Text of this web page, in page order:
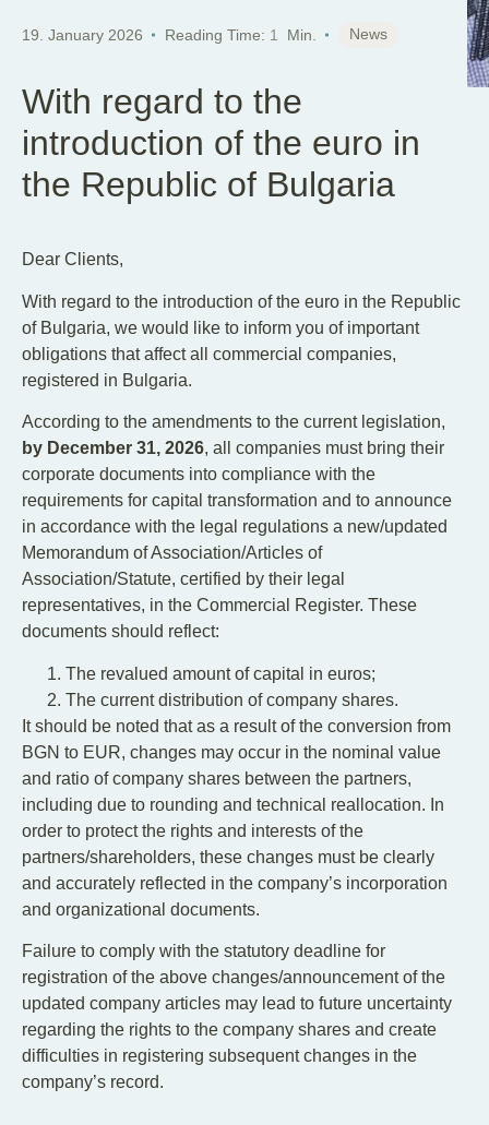
19. January 2026 Reading Time: 1 Min. News
With regard to the
introduction of the euro in
the Republic of Bulgaria
Dear Clients,
With regard to the introduction of the euro in the Republic
of Bulgaria, we would like to inform you of important
obligations that affect all commercial companies,
registered in Bulgaria.
According to the amendments to the current legislation,
by December 31, 2026, all companies must bring their
corporate documents into compliance with the
requirements for capital transformation and to announce
in accordance with the legal regulations a new/updated
Memorandum of Association/Articles of
Association/Statute, certified by their legal
representatives, in the Commercial Register. These
documents should reflect:
Тhe revalued amount of capital in euros;
Тhe current distribution of company shares.
It should be noted that as a result of the conversion from
BGN to EUR, changes may occur in the nominal value
and ratio of company shares between the partners,
including due to rounding and technical reallocation. In
order to protect the rights and interests of the
partners/shareholders, these changes must be clearly
and accurately reflected in the company’s incorporation
and organizational documents.
Failure to comply with the statutory deadline for
registration of the above changes/announcement of the
updated company articles may lead to future uncertainty
regarding the rights to the company shares and create
difficulties in registering subsequent changes in the
company’s record.